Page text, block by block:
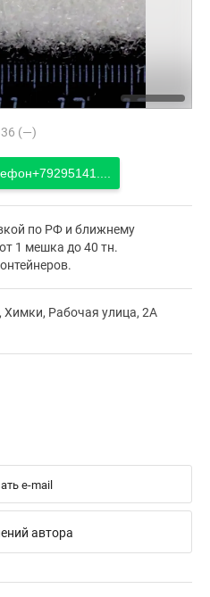
(—)
+79295141....
по РФ и ближнему
1 мешка до 40 тн.
Химки, Рабочая улица, 2А
e-mail
автора